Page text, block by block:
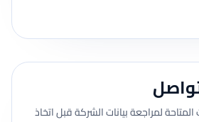
لمراجعة بيانات الشركة قبل اتخاذ